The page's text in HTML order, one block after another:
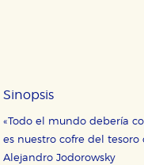
Sinopsis
«Todo el mundo debería
es nuestro cofre del
Alejandro Jodorowsky